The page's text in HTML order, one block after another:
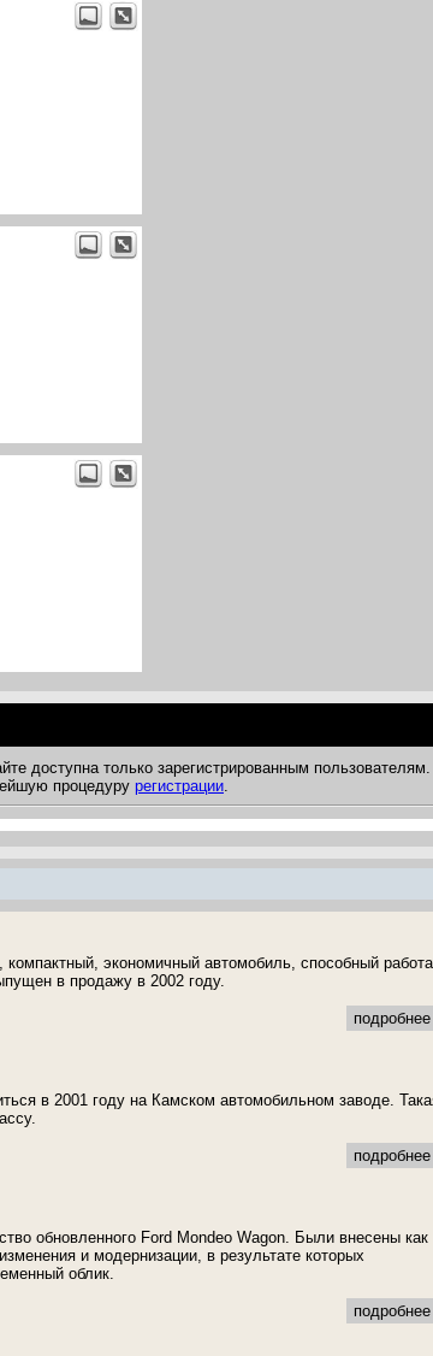
доступна только зарегистрированным пользователям.
процедуру регистрации.
экономичный автомобиль, способный
в продажу в 2002 году.
в 2001 году на Камском автомобильном заводе.
обновленного Ford Mondeo Wagon. Были внесены как
и модернизации, в результате которых
облик.